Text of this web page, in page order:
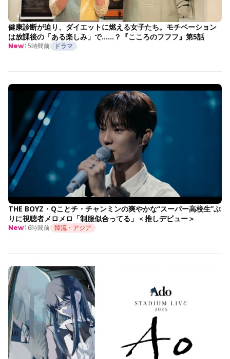
健康診断が迫り、ダイエットに燃える女子たち。モチベーション
は放課後の「ある楽しみ」で……？『こころのフフフ』第5話
New15時間前 ドラマ
THE BOYZ・Qことチ・チャンミンの爽やかな“スーパー高校生”ぶ
りに視聴者メロメロ「制服似合ってる」＜推しデビュー＞
New16時間前 韓流・アジア